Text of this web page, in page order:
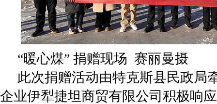
“暖心煤” 捐赠现场 赛丽曼摄
此次捐赠活动由特克斯县民政局
企业伊犁捷坦商贸有限公司积极响